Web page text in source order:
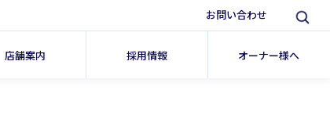
店舗案内 採用情報 オーナー様へ
お問い合わせ